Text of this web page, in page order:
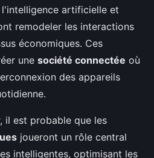
artificielle et
remodeler les interactions
économiques. Ces
une société connectée où
des appareils
il est probable que les
joueront un rôle central
intelligentes, optimisant les